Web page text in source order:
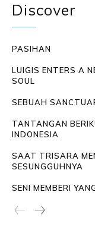
Discover
PASIHAN
LUIGIS ENTERS A
SOUL
SEBUAH
TANTANGAN
INDONESIA
SAAT TRISARA
SESUNGGUHNYA
SENI MEMBERI